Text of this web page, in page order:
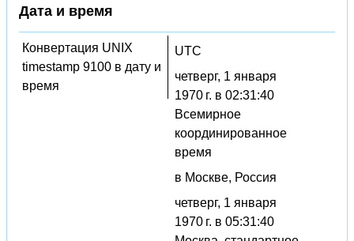
Дата и время
Конвертация UNIX
timestamp 9100 в дату и
время
UTC
четверг, 1 января
1970 г. в 02:31:40
Всемирное
координированное
время
в Москве, Россия
четверг, 1 января
1970 г. в 05:31:40